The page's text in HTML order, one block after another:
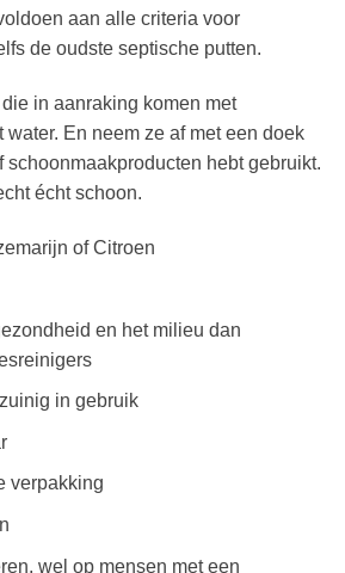
aan alle criteria voor
de oudste septische putten.
in aanraking komen met
water. En neem ze af met een doek
hebt gebruikt.
écht schoon.
of Citroen
en het milieu dan
in gebruik
verpakking
wel op mensen met een